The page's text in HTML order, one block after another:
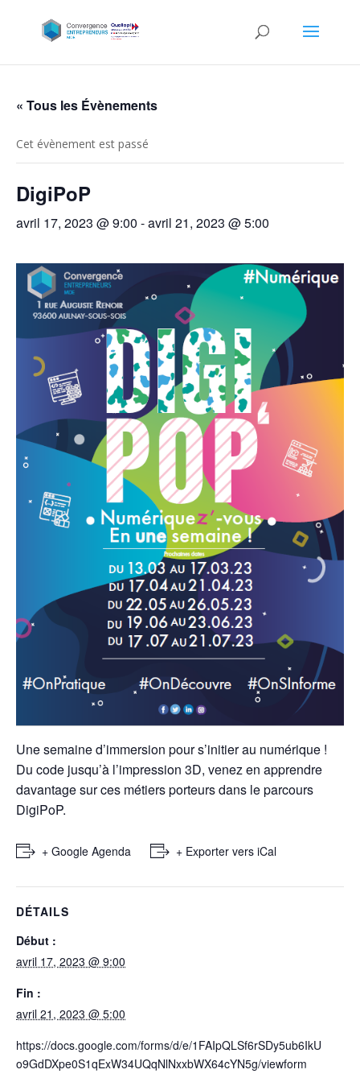
« Tous les Évènements
Cet évènement est passé
DigiPoP
avril 17, 2023 @ 9:00 -avril 21, 2023 @ 5:00
Une semaine d’immersion pour s’initier au numérique !
Du code jusqu’à l’impression 3D, venez en apprendre
davantage sur ces métiers porteurs dans le parcours
DigiPoP.
+ Google Agenda + Exporter vers iCal
DÉTAILS
Début :
avril 17, 2023 @ 9:00
Fin :
avril 21, 2023 @ 5:00
https://docs.google.com/forms/d/e/1FAIpQLSf6rSDy5ub6IkU
o9GdDXpe0S1qExW34UQqNlNxxbWX64cYN5g/viewform